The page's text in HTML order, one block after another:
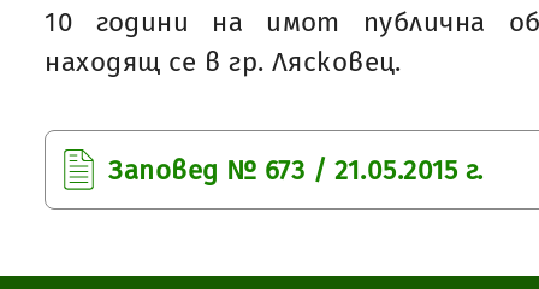
10 години на имот публична
находящ се в гр. Лясковец.
Заповед № 673 / 21.05.2015 г.